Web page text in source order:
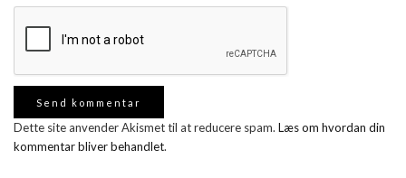
Dette site anvender Akismet til at reducere spam. Læs om hvordan din
kommentar bliver behandlet.